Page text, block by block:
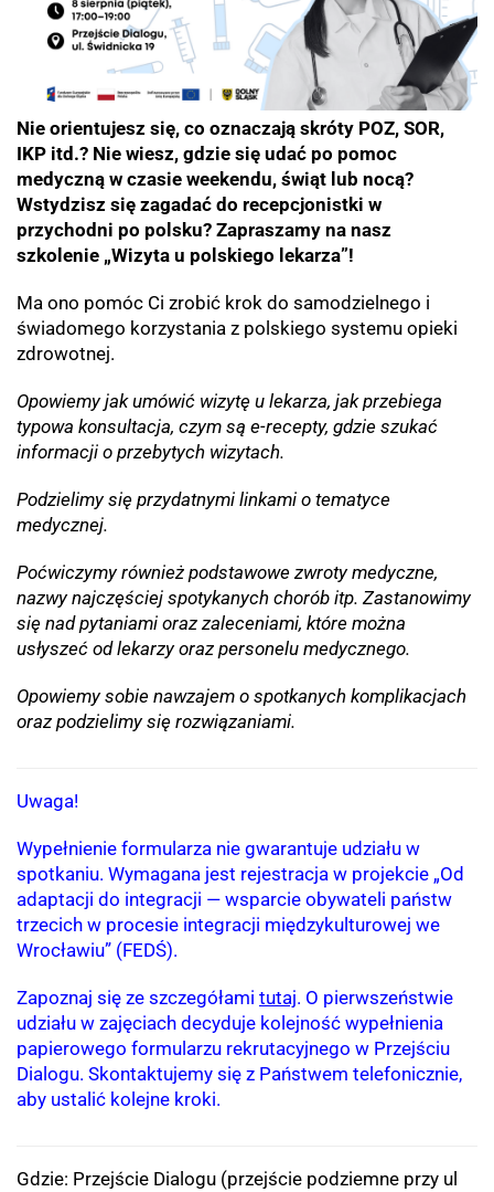
Nie orientujesz się, co oznaczają skróty POZ, SOR,
IKP itd.? Nie wiesz, gdzie się udać po pomoc
medyczną w czasie weekendu, świąt lub nocą?
Wstydzisz się zagadać do recepcjonistki w
przychodni po polsku? Zapraszamy na nasz
szkolenie „Wizyta u polskiego lekarza”!
Ma ono pomóc Ci zrobić krok do samodzielnego i
świadomego korzystania z polskiego systemu opieki
zdrowotnej.
Opowiemy jak umówić wizytę u lekarza, jak przebiega
typowa konsultacja, czym są e-recepty, gdzie szukać
informacji o przebytych wizytach.
Podzielimy się przydatnymi linkami o tematyce
medycznej.
Poćwiczymy również podstawowe zwroty medyczne,
nazwy najczęściej spotykanych chorób itp. Zastanowimy
się nad pytaniami oraz zaleceniami, które można
usłyszeć od lekarzy oraz personelu medycznego.
Opowiemy sobie nawzajem o spotkanych komplikacjach
oraz podzielimy się rozwiązaniami.
Uwaga!
Wypełnienie formularza nie gwarantuje udziału w
spotkaniu. Wymagana jest rejestracja w projekcie „Od
adaptacji do integracji — wsparcie obywateli państw
trzecich w procesie integracji międzykulturowej we
Wrocławiu” (FEDŚ).
Zapoznaj się ze szczegółami tutaj. O pierwszeństwie
udziału w zajęciach decyduje kolejność wypełnienia
papierowego formularzu rekrutacyjnego w Przejściu
Dialogu. Skontaktujemy się z Państwem telefonicznie,
aby ustalić kolejne kroki.
Gdzie: Przejście Dialogu (przejście podziemne przy ul